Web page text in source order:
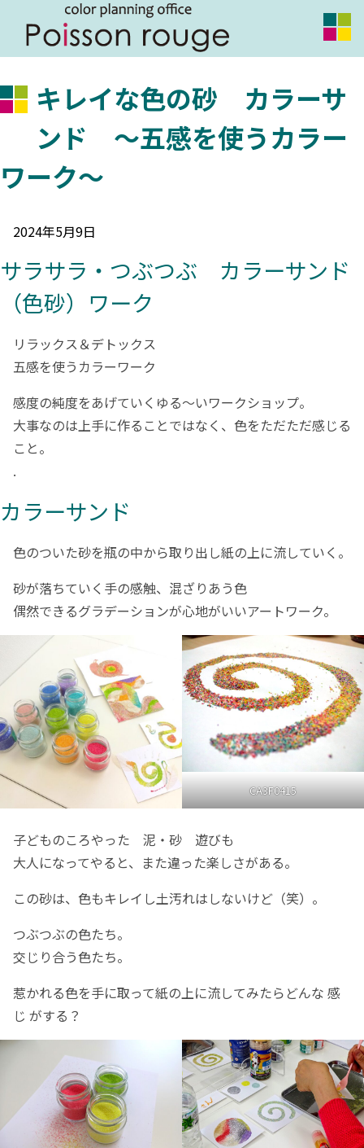
キレイな色の砂 カラーサ
ンド ～五感を使うカラー
ワーク～
2024年5月9日
サラサラ・つぶつぶ カラーサンド
（色砂）ワーク
リラックス＆デトックス
五感を使うカラーワーク
感度の純度をあげていくゆる～いワークショップ。
大事なのは上手に作ることではなく、色をただただ感じる
こと。
.
カラーサンド
色のついた砂を瓶の中から取り出し紙の上に流していく。
砂が落ちていく手の感触、混ざりあう色
偶然できるグラデーションが心地がいいアートワーク。
CA3F0415
子どものころやった 泥・砂 遊びも
大人になってやると、また違った楽しさがある。
この砂は、色もキレイし土汚れはしないけど（笑）。
つぶつぶの色たち。
交じり合う色たち。
惹かれる色を手に取って紙の上に流してみたらどんな 感
じ がする？